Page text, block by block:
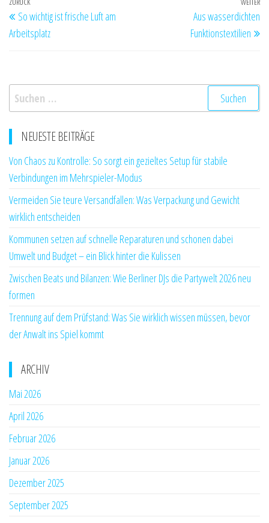
Beitragsnavigation
Vorheriger
Beitrag
So wichtig ist frische Luft am
Arbeitsplatz
Aus wasserdichten
Funktionstextilien
Suchen
nach:
NEUESTE BEITRÄGE
Von Chaos zu Kontrolle: So sorgt ein gezieltes Setup für stabile
Verbindungen im Mehrspieler-Modus
Vermeiden Sie teure Versandfallen: Was Verpackung und Gewicht
wirklich entscheiden
Kommunen setzen auf schnelle Reparaturen und schonen dabei
Umwelt und Budget – ein Blick hinter die Kulissen
Zwischen Beats und Bilanzen: Wie Berliner DJs die Partywelt 2026 neu
formen
Trennung auf dem Prüfstand: Was Sie wirklich wissen müssen, bevor
der Anwalt ins Spiel kommt
ARCHIV
Mai 2026
April 2026
Februar 2026
Januar 2026
Dezember 2025
September 2025